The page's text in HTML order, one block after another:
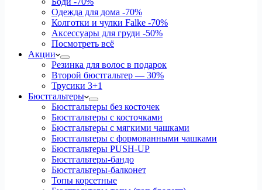
Одежда для дома -70%
Колготки и чулки Falke -70%
Аксессуары для груди -50%
Посмотреть всё
Акции
Резинка для волос в подарок
Второй бюстгальтер — 30%
Трусики 3+1
Бюстгальтеры
Бюстгальтеры без косточек
Бюстгальтеры с косточками
Бюстгальтеры с мягкими чашками
Бюстгальтеры с формованными чашками
Бюстгальтеры PUSH-UP
Бюстгальтеры-бандо
Бюстгальтеры-балконет
Топы корсетные